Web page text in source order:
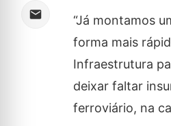
“Já montamos
forma mais
Infraestrutura
deixar faltar
ferroviário, na